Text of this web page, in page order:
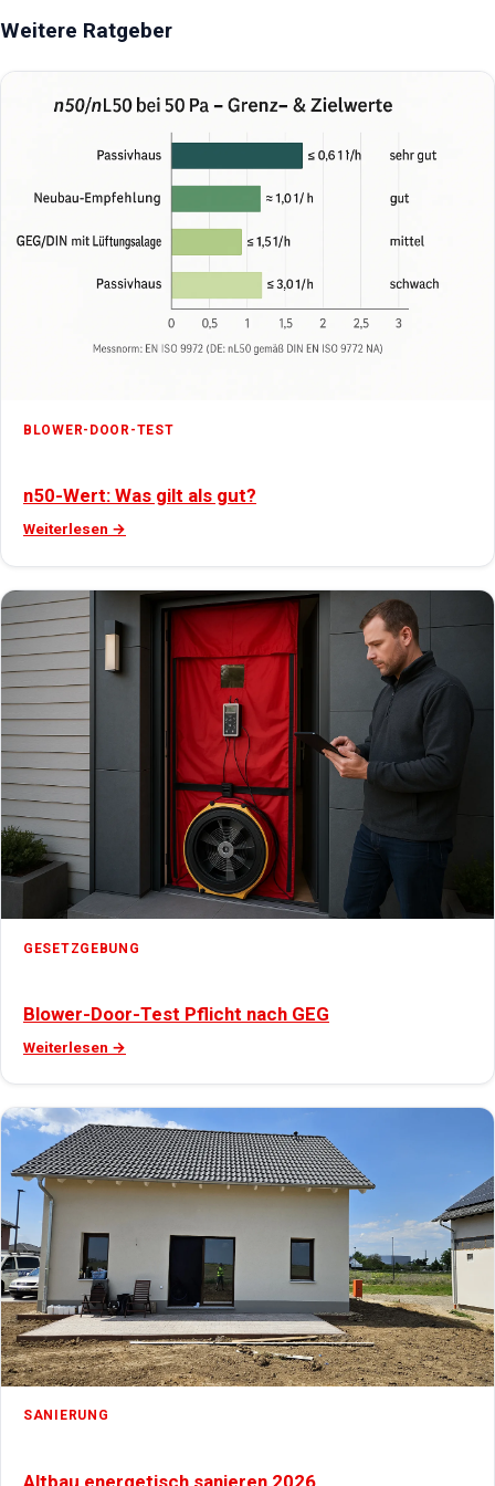
Weitere Ratgeber
BLOWER-DOOR-TEST
n50-Wert: Was gilt als gut?
Weiterlesen →
GESETZGEBUNG
Blower-Door-Test Pflicht nach GEG
Weiterlesen →
SANIERUNG
Altbau energetisch sanieren 2026